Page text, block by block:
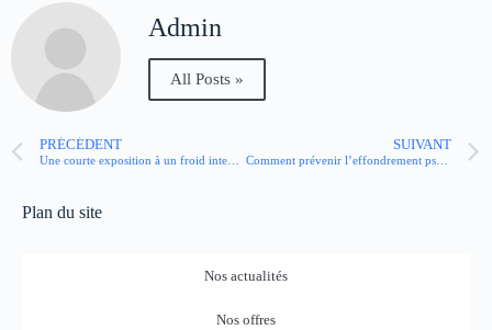
Admin
All Posts »
PRÉCÉDENT SUIVANT
Comment prévenir l’effondrement psychique ?
Plan du site
Nos actualités
Nos offres